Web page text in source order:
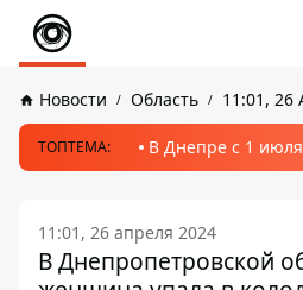
Новости Область 11:01, 26
ТОПТЕМА: В Днепре с 1
11:01, 26 апреля 2024
В Днепропетровской